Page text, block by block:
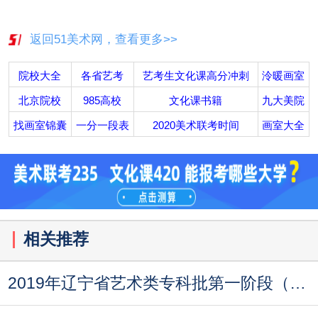
返回51美术网，查看更多>>
院校大全 各省艺考 艺考生文化课高分冲刺 泠暖画室
北京院校 985高校 文化课书籍 九大美院
找画室锦囊 一分一段表 2020美术联考时间 画室大全
相关推荐
2019年辽宁省艺术类专科批第一阶段（美术类）征集